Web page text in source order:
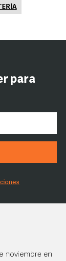
para
noviembre en